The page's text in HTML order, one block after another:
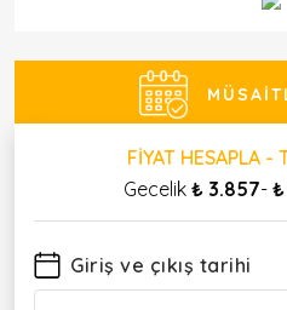
FIYAT HESAPLA -
Gecelik ₺ 3.857- ₺
Giriş ve çıkış tarihi